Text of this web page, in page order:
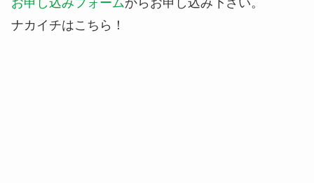
ナカイチはこちら！